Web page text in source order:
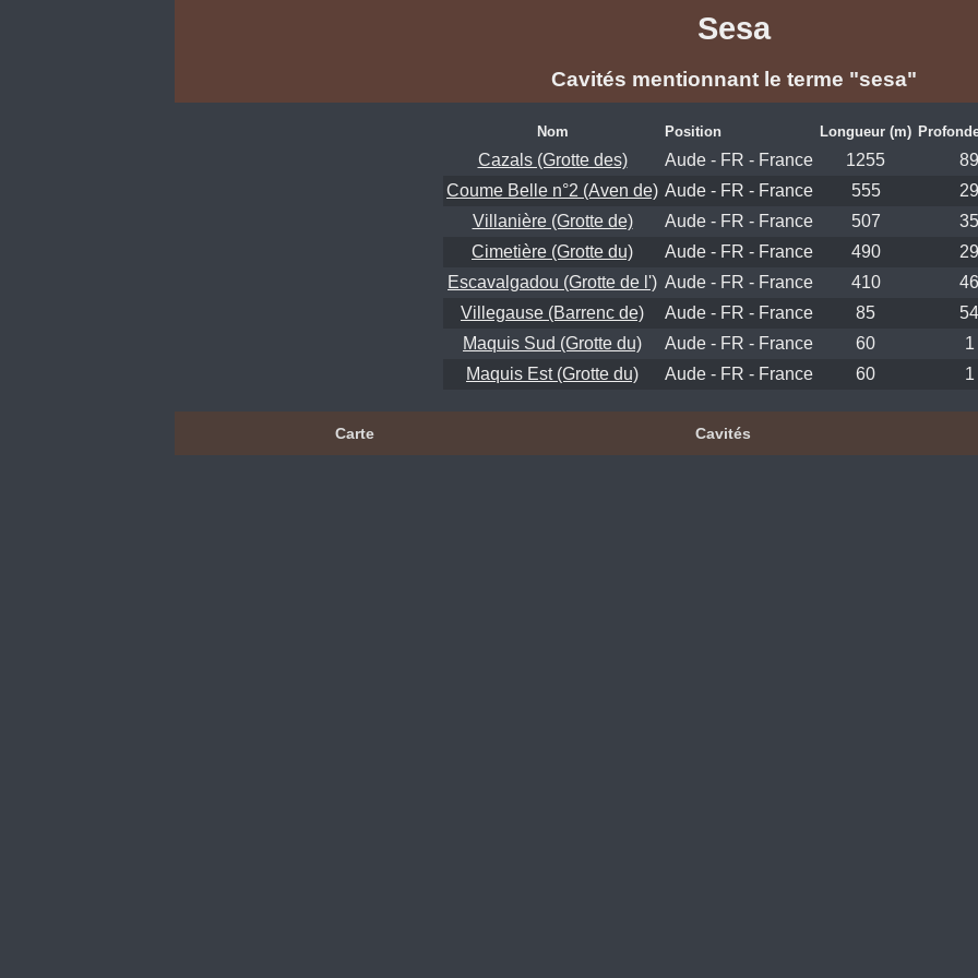
Sesa
Cavités mentionnant le terme "sesa"
Nom Position Longueur (m)
Cazals (Grotte des) Aude - FR - France 1255
89
Coume Belle n°2 (Aven de) Aude - FR - France 555
29
Villanière (Grotte de)
Aude - FR - France 507
35
Cimetière (Grotte du)
Aude - FR - France 490
29
Escavalgadou (Grotte de l') Aude - FR - France 410
46
Villegause (Barrenc de)
Aude - FR - France 85
54
Maquis Sud (Grotte du)
Aude - FR - France 60
1
Maquis Est (Grotte du)
Aude - FR - France 60 1
Carte Cavités